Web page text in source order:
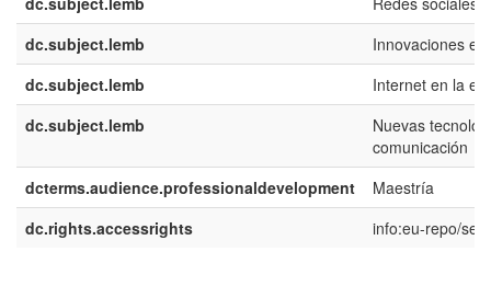
dc.subject.lemb
Innovaciones
dc.subject.lemb
Internet en la
dc.subject.lemb
Nuevas
comunicación
dcterms.audience.professionaldevelopment
Maestría
dc.rights.accessrights
info:eu-repo/